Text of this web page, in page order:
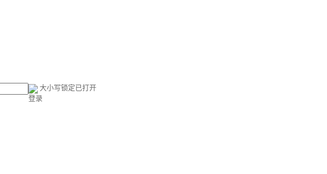
大小写锁定已打开
登录